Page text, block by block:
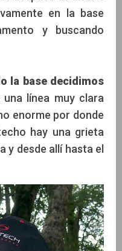
en la base
y buscando
la base decidimos
una línea muy clara
enorme por donde
hay una grieta
y desde allí hasta el